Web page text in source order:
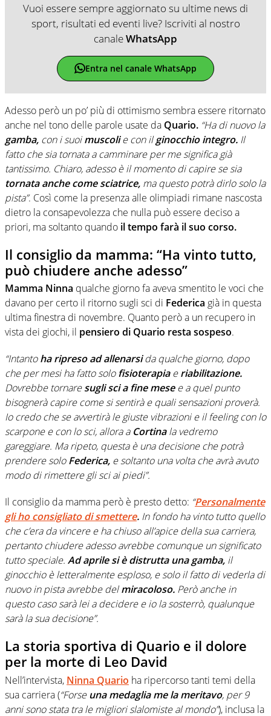
Vuoi essere sempre aggiornato su ultime news di
sport, risultati ed eventi live? Iscriviti al nostro
canaleWhatsApp
Entra nel canale WhatsApp
Adesso però un po’ più di ottimismo sembra essere ritornato
anche nel tono delle parole usate da Quario. “Ha di nuovo la
gamba, con i suoimuscolie con ilginocchio integro. Il
fatto che sia tornata a camminare per me significa già
tantissimo. Chiaro, adesso è il momento di capire se sia
tornata anche come sciatrice, ma questo potrà dirlo solo la
pista”. Così come la presenza alle olimpiadi rimane nascosta
dietro la consapevolezza che nulla può essere deciso a
priori, ma soltanto quando il tempo farà il suo corso.
Il consiglio da mamma: “Ha vinto tutto,
può chiudere anche adesso”
Mamma Ninna qualche giorno fa aveva smentito le voci che
davano per certo il ritorno sugli sci di Federica già in questa
ultima finestra di novembre. Quanto però a un recupero in
vista dei giochi, il pensiero di Quario resta sospeso.
“Intantoha ripreso ad allenarsida qualche giorno, dopo
che per mesi ha fatto solofisioterapiaeriabilitazione.
Dovrebbe tornaresugli sci a fine mesee a quel punto
bisognerà capire come si sentirà e quali sensazioni proverà.
Io credo che se avvertirà le giuste vibrazioni e il feeling con lo
scarpone e con lo sci, allora a Cortinala vedremo
gareggiare. Ma ripeto, questa è una decisione che potrà
prendere soloFederica, e soltanto una volta che avrà avuto
modo di rimettere gli sci ai piedi”.
Il consiglio da mamma però è presto detto: “Personalmente
gli ho consigliato di smettere. In fondo ha vinto tutto quello
che c’era da vincere e ha chiuso all’apice della sua carriera,
pertanto chiudere adesso avrebbe comunque un significato
tutto speciale. Ad aprile si è distrutta una gamba, il
ginocchio è letteralmente esploso, e solo il fatto di vederla di
nuovo in pista avrebbe delmiracoloso. Però anche in
questo caso sarà lei a decidere e io la sosterrò, qualunque
sarà la sua decisione”.
La storia sportiva di Quario e il dolore
per la morte di Leo David
Nell’intervista, Ninna Quario ha ripercorso tanti temi della
sua carriera (“Forseuna medaglia me la meritavo, per 9
anni sono stata tra le migliori slalomiste al mondo”), inclusa la